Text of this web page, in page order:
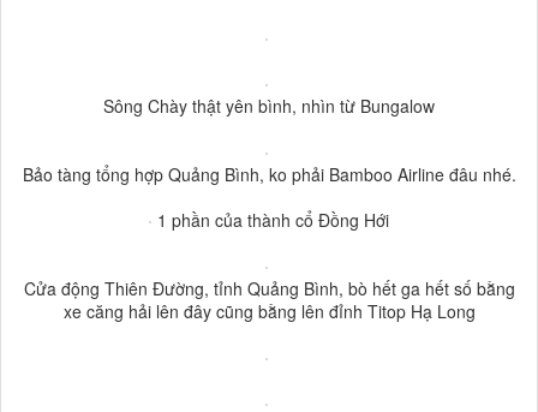
Sông Chày thật yên bình, nhìn từ Bungalow
Bảo tàng tổng hợp Quảng Bình, ko phải Bamboo Airline đâu nhé.
1 phần của thành cổ Đồng Hới
Cửa động Thiên Đường, tỉnh Quảng Bình, bò hết ga hết số bằng
xe căng hải lên đây cũng bằng lên đỉnh Titop Hạ Long